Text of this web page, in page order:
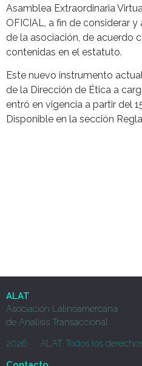
Asamblea Extraordinaria
OFICIAL, a fin de considerar
de la asociación, de acuerdo
contenidas en el estatuto.
Este nuevo instrumento
de la Dirección de Ética a
entró en vigencia a partir del
Disponible en la sección
ALAT
Asociación Latinoamercana
de Analisis Transaccional
2026
ALAT. Todos los